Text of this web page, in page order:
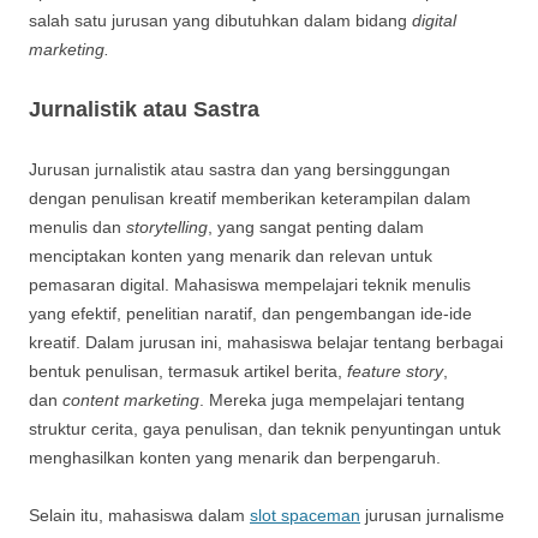
salah satu jurusan yang dibutuhkan dalam bidang digital
marketing.
Jurnalistik atau Sastra
Jurusan jurnalistik atau sastra dan yang bersinggungan
dengan penulisan kreatif memberikan keterampilan dalam
menulis dan storytelling, yang sangat penting dalam
menciptakan konten yang menarik dan relevan untuk
pemasaran digital. Mahasiswa mempelajari teknik menulis
yang efektif, penelitian naratif, dan pengembangan ide-ide
kreatif. Dalam jurusan ini, mahasiswa belajar tentang berbagai
bentuk penulisan, termasuk artikel berita, feature story,
dan content marketing. Mereka juga mempelajari tentang
struktur cerita, gaya penulisan, dan teknik penyuntingan untuk
menghasilkan konten yang menarik dan berpengaruh.
Selain itu, mahasiswa dalam slot spaceman jurusan jurnalisme